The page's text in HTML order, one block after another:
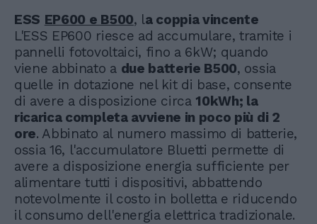
ESS EP600 e B500, la coppia vincente
L'ESS EP600 riesce ad accumulare, tramite i
pannelli fotovoltaici, fino a 6kW; quando
viene abbinato a due batterie B500, ossia
quelle in dotazione nel kit di base, consente
di avere a disposizione circa 10kWh; la
ricarica completa avviene in poco più di 2
ore. Abbinato al numero massimo di batterie,
ossia 16, l'accumulatore Bluetti permette di
avere a disposizione energia sufficiente per
alimentare tutti i dispositivi, abbattendo
notevolmente il costo in bolletta e riducendo
il consumo dell'energia elettrica tradizionale.